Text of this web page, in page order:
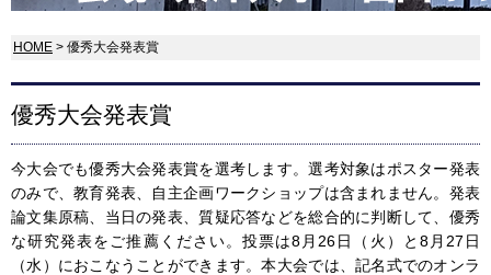
HOME > 優秀大会発表賞
優秀大会発表賞
今大会でも優秀大会発表賞を選考します。選考対象はポスター発表
のみで、教育発表、自主企画ワークショップは含まれません。発表
論文集原稿、当日の発表、質疑応答などを総合的に判断して、優秀
な研究発表をご推薦ください。投票は8月26日（火）と8月27日
（水）におこなうことができます。本大会では、記名式でのオンラ